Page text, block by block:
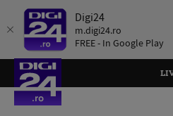
Digi24
m.digi24.ro
FREE - In Google Play